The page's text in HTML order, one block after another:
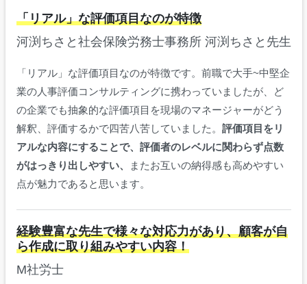
「リアル」な評価項目なのが特徴
河渕ちさと社会保険労務士事務所 河渕ちさと先生
「リアル」な評価項目なのが特徴です。前職で大手~中堅企
業の人事評価コンサルティングに携わっていましたが、ど
の企業でも抽象的な評価項目を現場のマネージャーがどう
解釈、評価するかで四苦八苦していました。 評価項目をリ
アルな内容にすることで、評価者のレベルに関わらず点数
がはっきり出しやすい、
またお互いの納得感も高めやすい
点が魅力であると思います。
経験豊富な先生で様々な対応力があり、顧客が自
ら作成に取り組みやすい内容！
M社労士